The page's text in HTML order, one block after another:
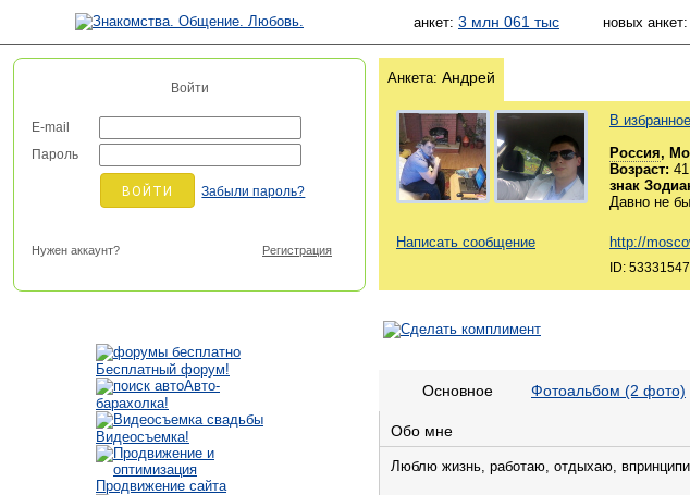
анкет: 3 млн 061 тыс новых анкет:
Войти
E-mail
Пароль
Забыли пароль?
Нужен аккаунт? Регистрация
Бесплатный форум!
Авто-
барахолка!
Видеосъемка!
Продвижение сайта
Анкета: Андрей
В избранное
Россия,
Возраст:
знак
Давно не
Написать сообщение http://
ID:
Основное Фотоальбом (2 фото)
Обо мне
Люблю жизнь, работаю, отдыхаю, впринципи